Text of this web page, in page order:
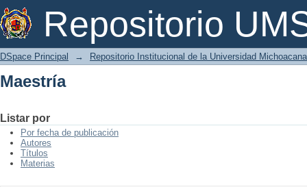
Repositorio
Maestría
DSpace Principal → Repositorio Institucional de la Universidad
Maestría
Listar por
Por fecha de publicación
Autores
Títulos
Materias